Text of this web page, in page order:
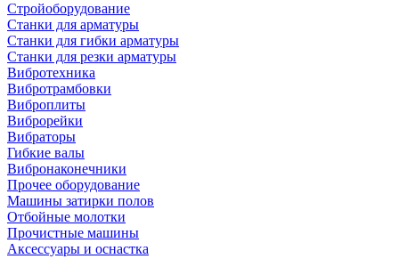
Стройоборудование
Станки для арматуры
Станки для гибки арматуры
Станки для резки арматуры
Вибротехника
Вибротрамбовки
Виброплиты
Виброрейки
Вибраторы
Гибкие валы
Вибронаконечники
Прочее оборудование
Машины затирки полов
Отбойные молотки
Прочистные машины
Аксeccyapы и оснастка